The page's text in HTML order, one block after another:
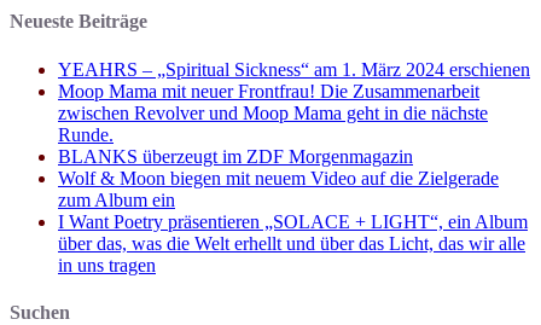
Neueste Beiträge
YEAHRS – „Spiritual Sickness“ am 1. März 2024 erschienen
Moop Mama mit neuer Frontfrau! Die Zusammenarbeit
zwischen Revolver und Moop Mama geht in die nächste
Runde.
BLANKS überzeugt im ZDF Morgenmagazin
Wolf & Moon biegen mit neuem Video auf die Zielgerade
zum Album ein
I Want Poetry präsentieren „SOLACE + LIGHT“, ein Album
über das, was die Welt erhellt und über das Licht, das wir alle
in uns tragen
Suchen